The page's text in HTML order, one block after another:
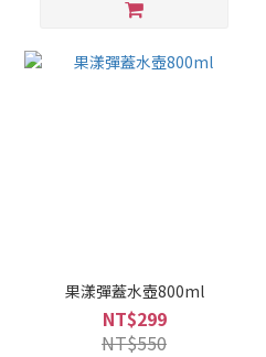
果漾彈蓋水壺800ml
NT$299
NT$550